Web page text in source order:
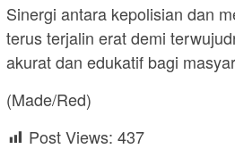
Sinergi antara kepolisian dan
terus terjalin erat demi
akurat dan edukatif bagi
(Made/Red)
Post Views: 437